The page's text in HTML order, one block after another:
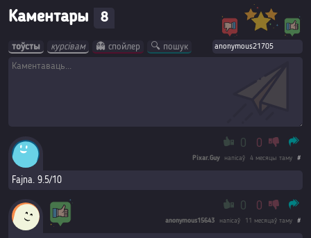
Каментары 8
тоўсты курсівам 👻 спойлер 🔍 пошук
0 0
Pixar.Guy напісаў 4 месяцы таму #
Fajna. 9.5/10
0 0
anonymous15643 напісаў 11 месяцаў таму #